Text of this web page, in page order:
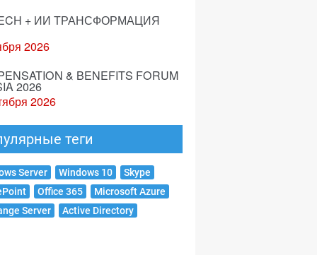
+ ИИ ТРАНСФОРМАЦИЯ
2026
& BENEFITS FORUM
2026
2026
теги
Server Windows 10
Skype
Office 365
Microsoft Azure
Server
Active Directory